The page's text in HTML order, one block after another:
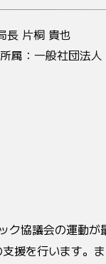
長 片桐 貴也
属：一般社団法
ク協議会の運動が
援を行います。